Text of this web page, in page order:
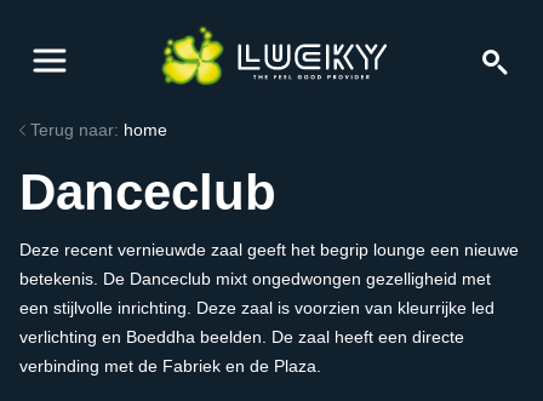
Terug naar: home
Danceclub
Deze recent vernieuwde zaal geeft het begrip lounge een nieuwe
betekenis. De Danceclub mixt ongedwongen gezelligheid met
een stijlvolle inrichting. Deze zaal is voorzien van kleurrijke led
verlichting en Boeddha beelden. De zaal heeft een directe
verbinding met de Fabriek en de Plaza.